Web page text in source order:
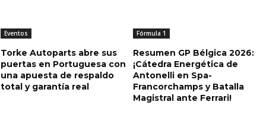
Eventos
Torke Autoparts abre sus
puertas en Portuguesa con
una apuesta de respaldo
total y garantía real
Fórmula 1
Resumen GP Bélgica 2026:
¡Cátedra Energética de
Antonelli en Spa-
Francorchamps y Batalla
Magistral ante Ferrari!